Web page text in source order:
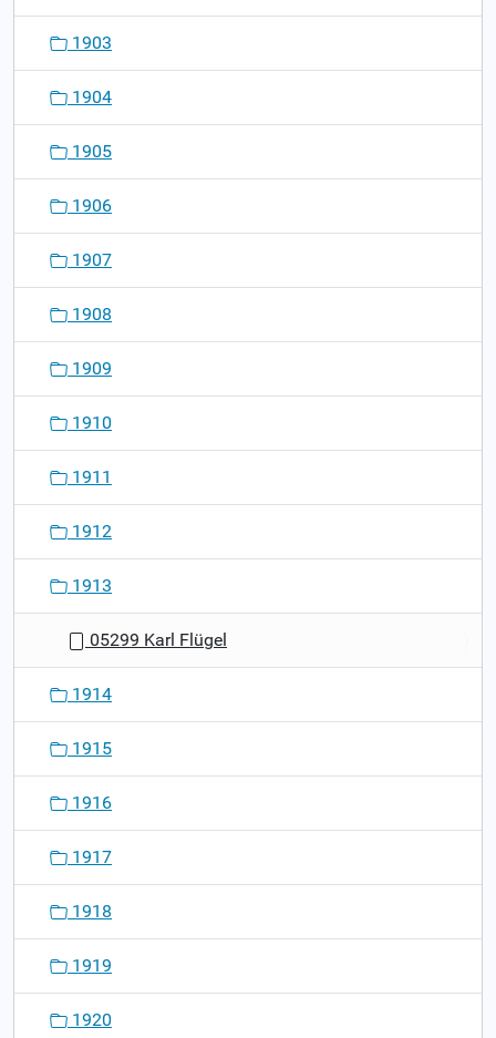
1903
1904
1905
1906
1907
1908
1909
1910
1911
1912
1913
05299 Karl Flügel
1914
1915
1916
1917
1918
1919
1920